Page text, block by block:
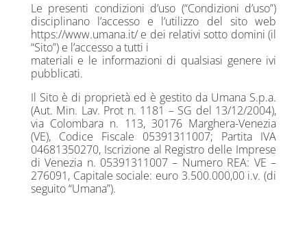
Le presenti condizioni d’uso (“Condizioni d’uso”)
disciplinano l’accesso e l’utilizzo del sito web
https://www.umana.it/ e dei relativi sotto domini (il
“Sito”) e l’accesso a tutti i
materiali e le informazioni di qualsiasi genere ivi
pubblicati.
Il Sito è di proprietà ed è gestito da Umana S.p.a.
(Aut. Min. Lav. Prot n. 1181 – SG del 13/12/2004),
via Colombara n. 113, 30176 Marghera-Venezia
(VE), Codice Fiscale 05391311007; Partita IVA
04681350270, Iscrizione al Registro delle Imprese
di Venezia n. 05391311007 – Numero REA: VE –
276091, Capitale sociale: euro 3.500.000,00 i.v. (di
seguito “Umana”).